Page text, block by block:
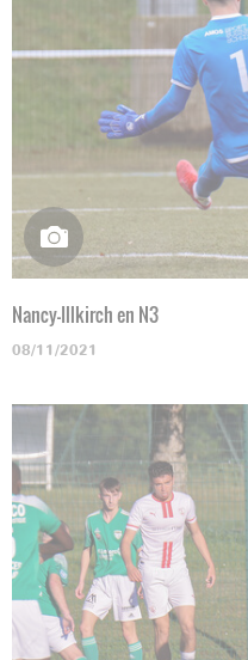
Nancy-Illkirch en N3
08/11/2021